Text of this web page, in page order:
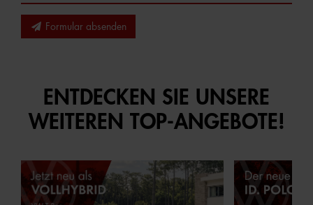
Formular absenden
ENTDECKEN SIE UNSERE
WEITEREN TOP-ANGEBOTE!